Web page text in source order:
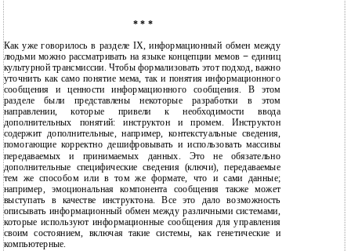
* * *
Как уже говорилось в разделе IX, информационный обмен между
людьми можно рассматривать на языке концепции мемов − единиц
культурной трансмиссии. Чтобы формализовать этот подход, важно
уточнить как само понятие мема, так и понятия информационного
сообщения и ценности информационного сообщения. В этом
разделе были представлены некоторые разработки в этом
направлении, которые привели к необходимости ввода
дополнительных понятий: инструктон и промем. Инструктон
содержит дополнительные, например, контекстуальные сведения,
помогающие корректно дешифровывать и использовать массивы
передаваемых и принимаемых данных. Это не обязательно
дополнительные специфические сведения (ключи), передаваемые
тем же способом или в том же формате, что и сами данные;
например, эмоциональная компонента сообщения также может
выступать в качестве инструктона. Все это дало возможность
описывать информационный обмен между различными системами,
которые используют информационные сообщения для управления
своим состоянием, включая такие системы, как генетические и
компьютерные.